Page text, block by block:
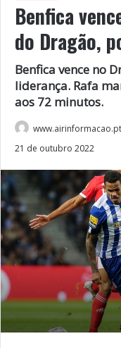
Benfica
do Dragão,
Benfica vence no
liderança. Rafa
aos 72 minutos.
www.airinformacao.pt
21 de outubro 2022